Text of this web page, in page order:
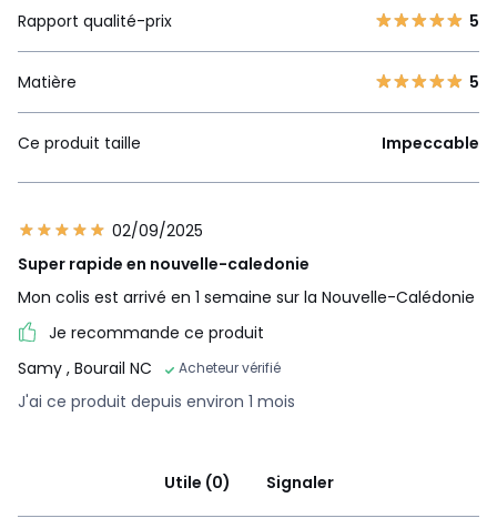
Rapport qualité-prix
5
Matière 5
Ce produit taille Impeccable
02/09/2025
Super rapide en nouvelle-caledonie
Mon colis est arrivé en 1 semaine sur la Nouvelle-Calédonie
Je recommande ce produit
Samy , Bourail NC Acheteur vérifié
J'ai ce produit depuis environ 1 mois
Utile (0) Signaler